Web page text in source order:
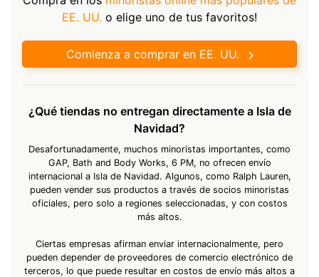
EE. UU. o elige uno de tus favoritos!
Comienza a comprar en EE. UU.
¿Qué tiendas no entregan directamente a Isla de
Navidad?
Desafortunadamente, muchos minoristas importantes, como
GAP, Bath and Body Works, 6 PM, no ofrecen envío
internacional a Isla de Navidad. Algunos, como Ralph Lauren,
pueden vender sus productos a través de socios minoristas
oficiales, pero solo a regiones seleccionadas, y con costos
más altos.
Ciertas empresas afirman enviar internacionalmente, pero
pueden depender de proveedores de comercio electrónico de
terceros, lo que puede resultar en costos de envío más altos a